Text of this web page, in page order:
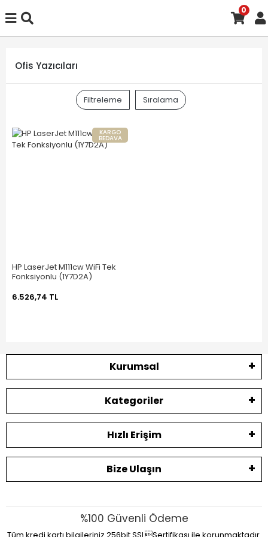
0
Ofis Yazıcıları
Filtreleme Sıralama
KARGO
BEDAVA
HP LaserJet M111cw WiFi Tek
Fonksiyonlu (1Y7D2A)
6.526,74 TL
Kurumsal
Kategoriler
Hızlı Erişim
Bize Ulaşın
%100 Güvenli Ödeme